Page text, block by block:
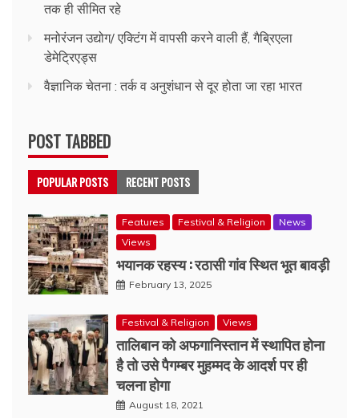
तक ही सीमित रहे
मनोरंजन उद्योग/ एक्टिंग में वापसी करने वाली हैं, गैब्रिएला
डेमेट्रिएड्स
वैज्ञानिक चेतना : तर्क व अनुशंधान से दूर होता जा रहा भारत
POST TABBED
POPULAR POSTS RECENT POSTS
Features Festival & Religion
News
Views
भयानक रहस्य : रठासी गांव स्थित भूत बावड़ी
February 13, 2025
Festival & Religion Views
तालिबान को अफगानिस्तान में स्थापित होना
है तो उसे पैगम्बर मुहम्मद के आदर्श पर ही
चलना होगा
August 18, 2021